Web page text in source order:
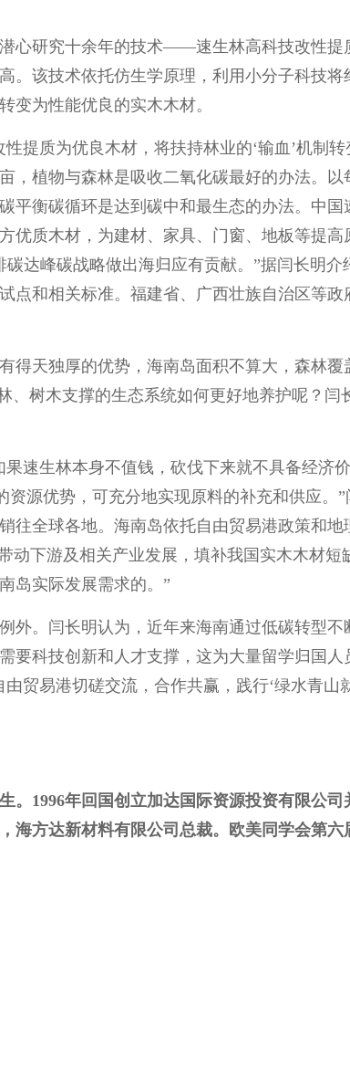
心研究十余年的技术——速生林高科技改性提
。该技术依托仿生学原理，利用小分子科技
变为性能优良的实木木材。
提质为优良木材，将扶持林业的‘输血’机制
，植物与森林是吸收二氧化碳最好的办法。
平衡碳循环是达到碳中和最生态的办法。中国
优质木材，为建材、家具、门窗、地板等提
达峰碳战略做出海归应有贡献。”据闫长明
点和相关标准。福建省、广西壮族自治区等政
得天独厚的优势，海南岛面积不算大，森林覆
、树木支撑的生态系统如何更好地养护呢？
速生林本身不值钱，砍伐下来就不具备经济
源优势，可充分地实现原料的补充和供应。
往全球各地。海南岛依托自由贸易港政策和
动下游及相关产业发展，填补我国实木木材
岛实际发展需求的。”
外。闫长明认为，近年来海南通过低碳转型
要科技创新和人才支撑，这为大量留学归国
贸易港切磋交流，合作共赢，践行‘绿水青山
。1996年回国创立加达国际资源投资有限公
海方达新材料有限公司总裁。欧美同学会第